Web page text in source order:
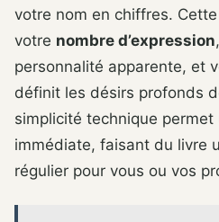
votre nom en chiffres.
votre nombre d’expression
personnalité apparente, et
définit les désirs profonds
simplicité technique permet
immédiate, faisant du livre
régulier pour vous ou vos